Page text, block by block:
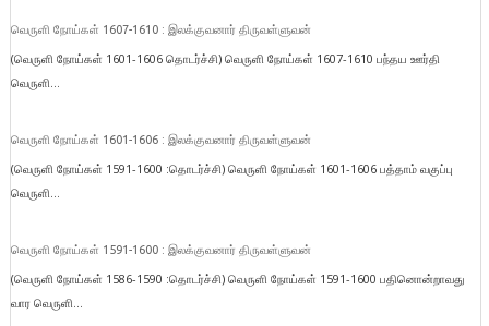
வெருளி நோய்கள் 1607-1610 : இலக்குவனார் திருவள்ளுவன்
(வெருளி நோய்கள் 1601-1606 தொடர்ச்சி) வெருளி நோய்கள் 1607-1610 பந்தய ஊர்தி
வெருளி...
வெருளி நோய்கள் 1601-1606 : இலக்குவனார் திருவள்ளுவன்
(வெருளி நோய்கள் 1591-1600 :தொடர்ச்சி) வெருளி நோய்கள் 1601-1606 பத்தாம் வகுப்பு
வெருளி...
வெருளி நோய்கள் 1591-1600 : இலக்குவனார் திருவள்ளுவன்
(வெருளி நோய்கள் 1586-1590 :தொடர்ச்சி) வெருளி நோய்கள் 1591-1600 பதினொன்றாவது
வார வெருளி...